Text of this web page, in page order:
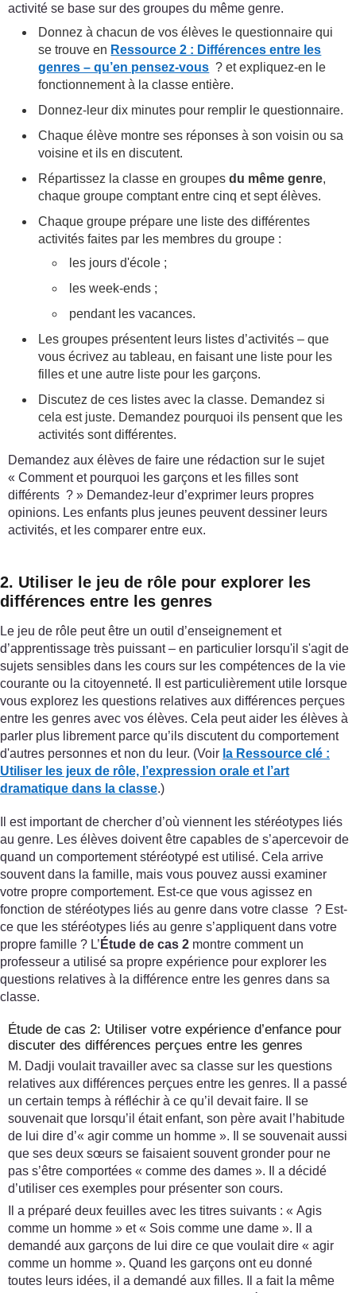
activité se base sur des groupes du même genre.
Donnez à chacun de vos élèves le questionnaire qui
se trouve en Ressource 2 : Différences entre les
genres – qu’en pensez-vous ? et expliquez-en le
fonctionnement à la classe entière.
Donnez-leur dix minutes pour remplir le questionnaire.
Chaque élève montre ses réponses à son voisin ou sa
voisine et ils en discutent.
Répartissez la classe en groupesdu même genre,
chaque groupe comptant entre cinq et sept élèves.
Chaque groupe prépare une liste des différentes
activités faites par les membres du groupe :
les jours d'école ;
les week-ends ;
pendant les vacances.
Les groupes présentent leurs listes d’activités – que
vous écrivez au tableau, en faisant une liste pour les
filles et une autre liste pour les garçons.
Discutez de ces listes avec la classe. Demandez si
cela est juste. Demandez pourquoi ils pensent que les
activités sont différentes.
Demandez aux élèves de faire une rédaction sur le sujet
« Comment et pourquoi les garçons et les filles sont
différents ? » Demandez-leur d’exprimer leurs propres
opinions. Les enfants plus jeunes peuvent dessiner leurs
activités, et les comparer entre eux.
2. Utiliser le jeu de rôle pour explorer les
différences entre les genres
Le jeu de rôle peut être un outil d’enseignement et
d’apprentissage très puissant – en particulier lorsqu'il s'agit de
sujets sensibles dans les cours sur les compétences de la vie
courante ou la citoyenneté. Il est particulièrement utile lorsque
vous explorez les questions relatives aux différences perçues
entre les genres avec vos élèves. Cela peut aider les élèves à
parler plus librement parce qu’ils discutent du comportement
d'autres personnes et non du leur. (Voir la Ressource clé :
Utiliser les jeux de rôle, l’expression orale et l’art
dramatique dans la classe.)
Il est important de chercher d’où viennent les stéréotypes liés
au genre. Les élèves doivent être capables de s’apercevoir de
quand un comportement stéréotypé est utilisé. Cela arrive
souvent dans la famille, mais vous pouvez aussi examiner
votre propre comportement. Est-ce que vous agissez en
fonction de stéréotypes liés au genre dans votre classe ? Est-
ce que les stéréotypes liés au genre s’appliquent dans votre
propre famille ? L’ Étude de cas 2 montre comment un
professeur a utilisé sa propre expérience pour explorer les
questions relatives à la différence entre les genres dans sa
classe.
Étude de cas 2: Utiliser votre expérience d’enfance pour
discuter des différences perçues entre les genres
M. Dadji voulait travailler avec sa classe sur les questions
relatives aux différences perçues entre les genres. Il a passé
un certain temps à réfléchir à ce qu’il devait faire. Il se
souvenait que lorsqu’il était enfant, son père avait l’habitude
de lui dire d’« agir comme un homme ». Il se souvenait aussi
que ses deux sœurs se faisaient souvent gronder pour ne
pas s’être comportées « comme des dames ». Il a décidé
d’utiliser ces exemples pour présenter son cours.
Il a préparé deux feuilles avec les titres suivants : « Agis
comme un homme » et « Sois comme une dame ». Il a
demandé aux garçons de lui dire ce que voulait dire « agir
comme un homme ». Quand les garçons ont eu donné
toutes leurs idées, il a demandé aux filles. Il a fait la même